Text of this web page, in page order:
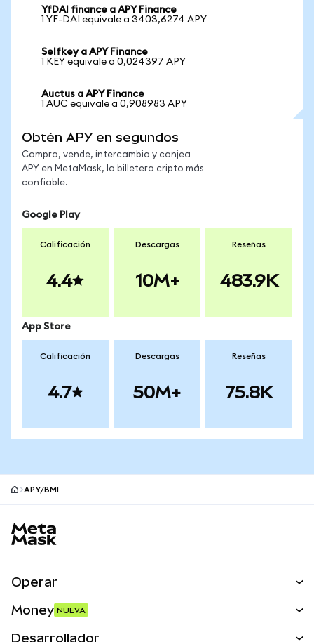
YfDAI finance a APY Finance
1 YF-DAI equivale a 3403,6274 APY
Selfkey a APY Finance
1 KEY equivale a 0,024397 APY
Auctus a APY Finance
1 AUC equivale a 0,908983 APY
Obtén APY en segundos
Compra, vende, intercambia y canjea
APY en MetaMask, la billetera cripto más
confiable.
Google Play
Calificación
4.4
Descargas
10M+
Reseñas
483.9K
App Store
Calificación
4.7
Descargas
50M+
Reseñas
75.8K
APY/BMI
Operar
Money NUEVA
Desarrollador